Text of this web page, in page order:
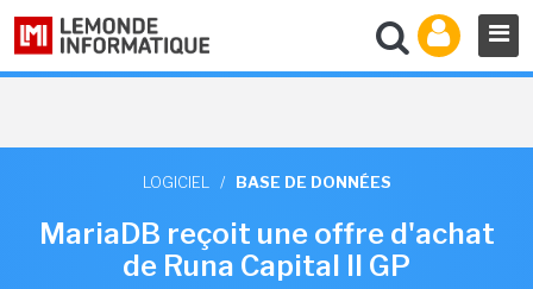
LOGICIEL / BASE DE DONNÉES
MariaDB reçoit une offre d'achat
de Runa Capital II GP